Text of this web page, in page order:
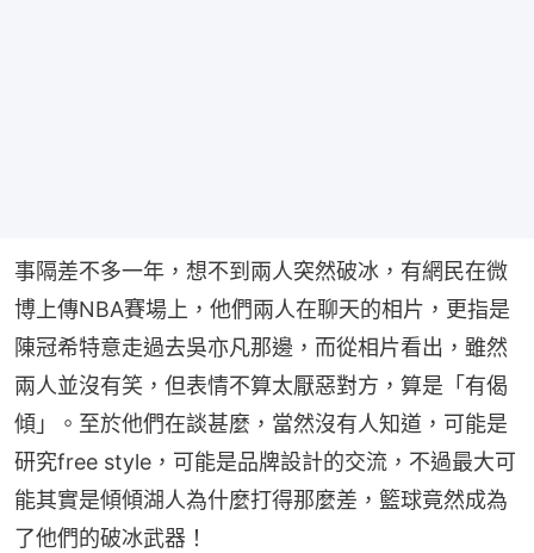
事隔差不多一年，想不到兩人突然破冰，有網民在微
博上傳NBA賽場上，他們兩人在聊天的相片，更指是
陳冠希特意走過去吳亦凡那邊，而從相片看出，雖然
兩人並沒有笑，但表情不算太厭惡對方，算是「有偈
傾」。至於他們在談甚麼，當然沒有人知道，可能是
研究free style，可能是品牌設計的交流，不過最大可
能其實是傾傾湖人為什麼打得那麼差，籃球竟然成為
了他們的破冰武器！